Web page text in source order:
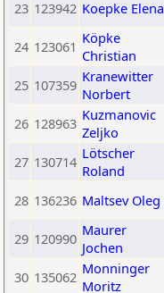
23 123942 Koepke Elena
24 123061 Köpke
Christian
25 107359 Kranewitter
Norbert
26 128963 Kuzmanovic
Zeljko
27 130714 Lötscher
Roland
28 136236 Maltsev Oleg
29 120990 Maurer
Jochen
30 135062 Monninger
Moritz